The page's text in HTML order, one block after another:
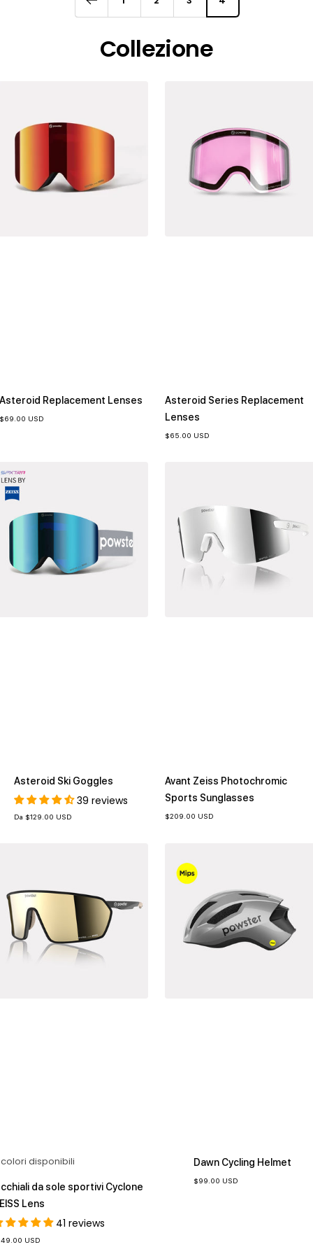
Collezione
Replacement Lenses
USD
Asteroid Series Replacement
Lenses
Prezzo
$65.00 USD
Asteroid Ski Goggles
39 reviews
Prezzo
Da $129.00 USD
Avant Zeiss Photochromic
Sports Sunglasses
Prezzo
$209.00 USD
disponibili
da sole sportivi Cyclone
Lens
41 reviews
USD
Dawn Cycling Helmet
Prezzo
$99.00 USD